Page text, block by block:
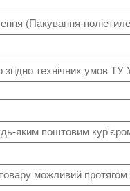
(Пакування-
згідно технічних умов
яким поштовим
можливий протягом